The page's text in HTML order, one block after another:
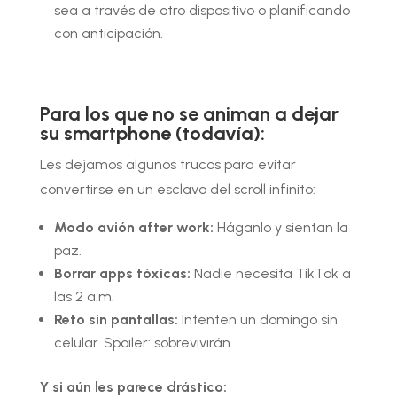
sea a través de otro dispositivo o planificando
con anticipación.
Para los que no se animan a dejar
su smartphone (todavía):
Les dejamos algunos trucos para evitar
convertirse en un esclavo del scroll infinito:
Modo avión after work: Háganlo y sientan la
paz.
Borrar apps tóxicas: Nadie necesita TikTok a
las 2 a.m.
Reto sin pantallas: Intenten un domingo sin
celular. Spoiler: sobrevivirán.
Y si aún les parece drástico: